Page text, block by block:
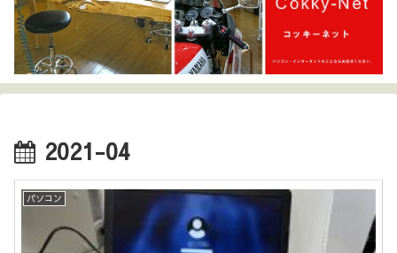
2021-04
パソコン